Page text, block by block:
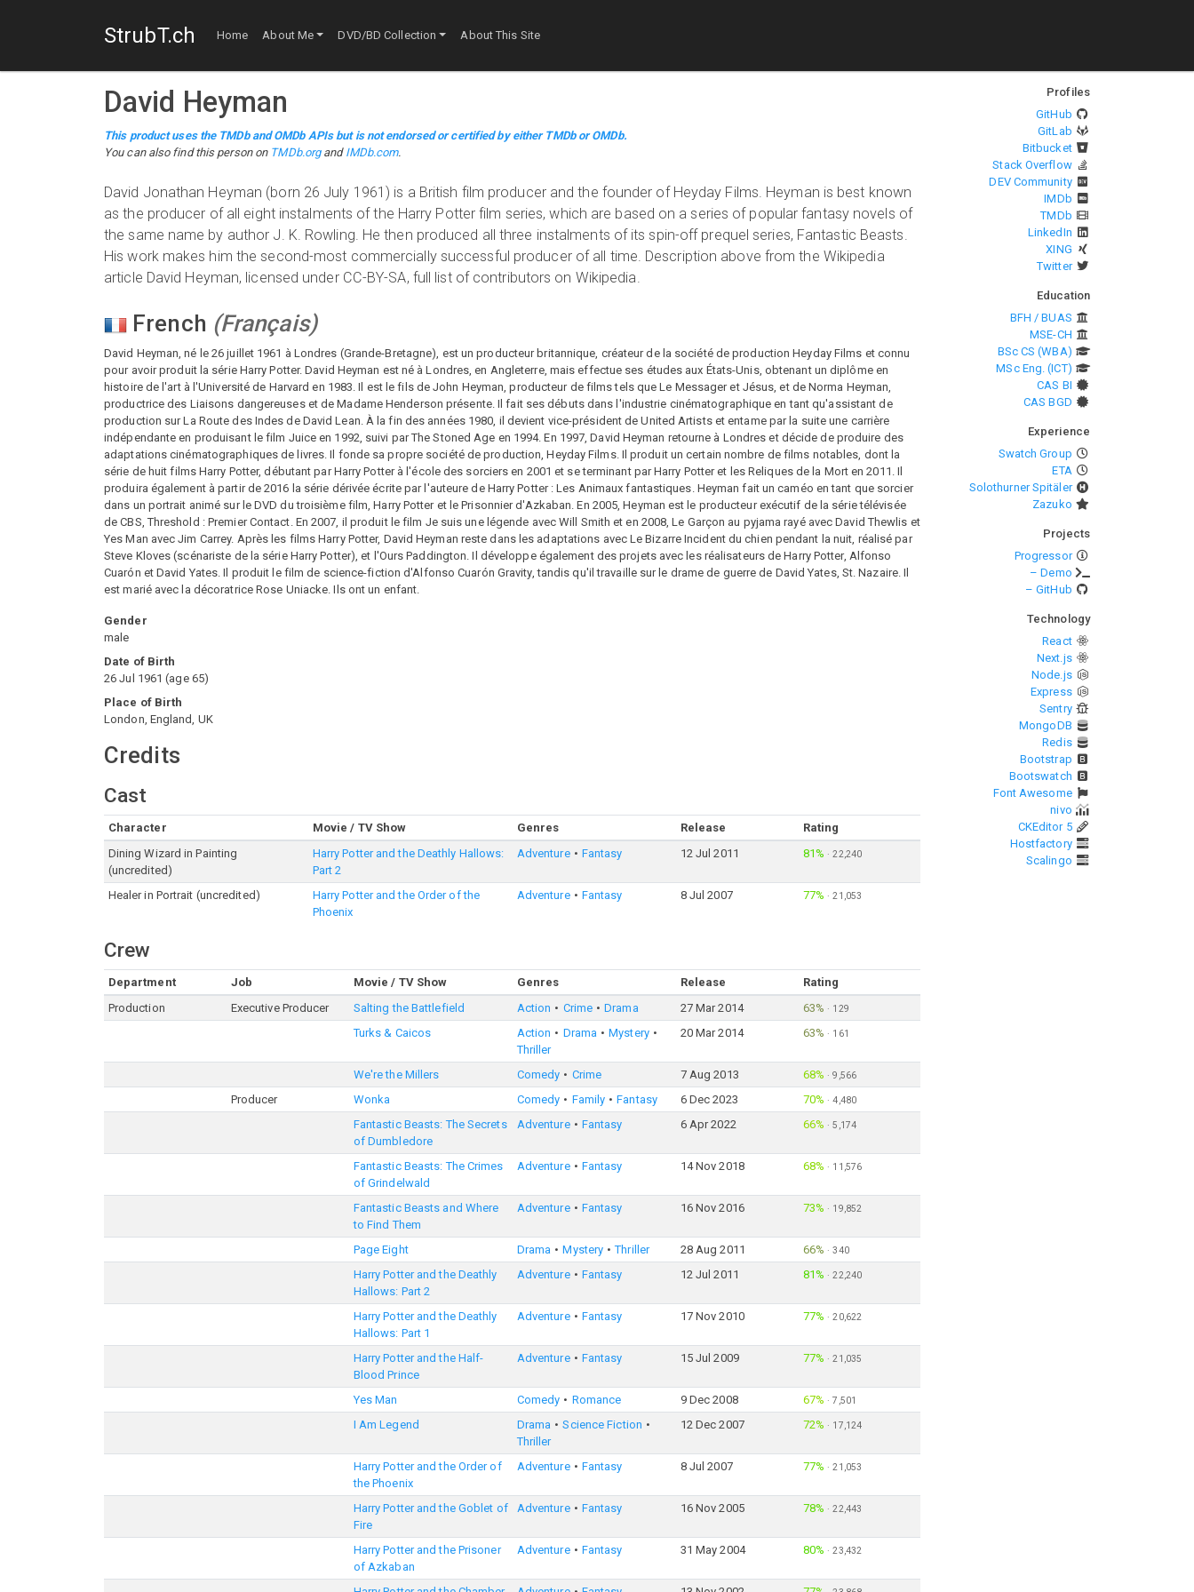
StrubT.ch Home About Me DVD/BD Collection About This Site
David Heyman
This product uses the TMDb and OMDb APIs but is not endorsed or certified by either TMDb or OMDb.
You can also find this person on TMDb.organd IMDb.com.
David Jonathan Heyman (born 26 July 1961) is a British film producer and the founder of Heyday Films. Heyman is best known
as the producer of all eight instalments of the Harry Potter film series, which are based on a series of popular fantasy novels of
the same name by author J. K. Rowling. He then produced all three instalments of its spin-off prequel series, Fantastic Beasts.
His work makes him the second-most commercially successful producer of all time. Description above from the Wikipedia
article David Heyman, licensed under CC-BY-SA, full list of contributors on Wikipedia.
French (Français)
David Heyman, né le 26 juillet 1961 à Londres (Grande-Bretagne), est un producteur britannique, créateur de la société de production Heyday Films et connu
pour avoir produit la série Harry Potter. David Heyman est né à Londres, en Angleterre, mais effectue ses études aux États-Unis, obtenant un diplôme en
histoire de l'art à l'Université de Harvard en 1983. Il est le fils de John Heyman, producteur de films tels que Le Messager et Jésus, et de Norma Heyman,
productrice des Liaisons dangereuses et de Madame Henderson présente. Il fait ses débuts dans l'industrie cinématographique en tant qu'assistant de
production sur La Route des Indes de David Lean. À la fin des années 1980, il devient vice-président de United Artists et entame par la suite une carrière
indépendante en produisant le film Juice en 1992, suivi par The Stoned Age en 1994. En 1997, David Heyman retourne à Londres et décide de produire des
adaptations cinématographiques de livres. Il fonde sa propre société de production, Heyday Films. Il produit un certain nombre de films notables, dont la
série de huit films Harry Potter, débutant par Harry Potter à l'école des sorciers en 2001 et se terminant par Harry Potter et les Reliques de la Mort en 2011. Il
produira également à partir de 2016 la série dérivée écrite par l'auteure de Harry Potter : Les Animaux fantastiques. Heyman fait un caméo en tant que sorcier
dans un portrait animé sur le DVD du troisième film, Harry Potter et le Prisonnier d'Azkaban. En 2005, Heyman est le producteur exécutif de la série télévisée
de CBS, Threshold : Premier Contact. En 2007, il produit le film Je suis une légende avec Will Smith et en 2008, Le Garçon au pyjama rayé avec David Thewlis et
Yes Man avec Jim Carrey. Après les films Harry Potter, David Heyman reste dans les adaptations avec Le Bizarre Incident du chien pendant la nuit, réalisé par
Steve Kloves (scénariste de la série Harry Potter), et l'Ours Paddington. Il développe également des projets avec les réalisateurs de Harry Potter, Alfonso
Cuarón et David Yates. Il produit le film de science-fiction d'Alfonso Cuarón Gravity, tandis qu'il travaille sur le drame de guerre de David Yates, St. Nazaire. Il
est marié avec la décoratrice Rose Uniacke. Ils ont un enfant.
Gender
male
Date of Birth
26 Jul 1961 (age 65)
Place of Birth
London, England, UK
Credits
Cast
Character Movie / TV Show Genres Release
Rating
Dining Wizard in Painting
(uncredited)
Harry Potter and the Deathly Hallows:
Part 2
Adventure Fantasy 12 Jul 2011 81% ·22,240
Healer in Portrait (uncredited)
Harry Potter and the Order of the
Phoenix
Adventure Fantasy 8 Jul 2007 77% ·21,053
Crew
Department Job Movie / TV Show Genres Release
Rating
Production
Executive Producer Salting the Battlefield Action Crime Drama 27 Mar 2014 63% · 129
Turks & Caicos Action Drama
Mystery
Thriller
20 Mar 2014 63% · 161
We're the Millers Comedy Crime 7 Aug 2013 68% ·9,566
Producer Wonka Comedy Family Fantasy 6 Dec 2023 70% ·4,480
Fantastic Beasts: The Secrets
of Dumbledore
Adventure Fantasy 6 Apr 2022 66% ·5,174
Fantastic Beasts: The Crimes
of Grindelwald
Adventure Fantasy 14 Nov 2018 68% · 11,576
Fantastic Beasts and Where
to Find Them
Adventure Fantasy 16 Nov 2016 73% · 19,852
Page Eight Drama Mystery Thriller 28 Aug 2011 66% ·340
Harry Potter and the Deathly
Hallows: Part 2
Adventure Fantasy 12 Jul 2011 81% ·22,240
Harry Potter and the Deathly
Hallows: Part 1
Adventure Fantasy 17 Nov 2010 77% ·20,622
Harry Potter and the Half-
Blood Prince
Adventure Fantasy 15 Jul 2009 77% ·21,035
Yes Man Comedy Romance 9 Dec 2008 67% ·7,501
I Am Legend Drama
Science Fiction
Thriller
12 Dec 2007 72% · 17,124
Harry Potter and the Order of
the Phoenix
Adventure Fantasy 8 Jul 2007 77% ·21,053
Harry Potter and the Goblet of
Fire
Adventure Fantasy 16 Nov 2005 78% ·22,443
Harry Potter and the Prisoner
of Azkaban
Adventure Fantasy 31 May 2004 80% ·23,432
Profiles
GitHub
GitLab
Bitbucket
Stack Overflow
DEV Community
IMDb
TMDb
LinkedIn
XING
Twitter
Education
BFH / BUAS
MSE-CH
BSc CS (WBA)
MSc Eng. (ICT)
CAS BI
CAS BGD
Experience
Swatch Group
ETA
Solothurner Spitäler
Zazuko
Projects
Progressor
– Demo
– GitHub
Technology
React
Next.js
Node.js
Express
Sentry
MongoDB
Redis
Bootstrap
Bootswatch
Font Awesome
nivo
CKEditor 5
Hostfactory
Scalingo